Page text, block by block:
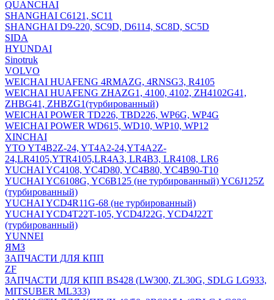
QUANCHAI
SHANGHAI C6121, SC11
SHANGHAI D9-220, SC9D, D6114, SC8D, SC5D
SIDA
HYUNDAI
Sinotruk
VOLVO
WEICHAI HUAFENG 4RMAZG, 4RNSG3, R4105
WEICHAI HUAFENG ZHAZG1, 4100, 4102, ZH4102G41,
ZHBG41, ZHBZG1(турбированный)
WEICHAI POWER TD226, TBD226, WP6G, WP4G
WEICHAI POWER WD615, WD10, WP10, WP12
XINCHAI
YTO YT4B2Z-24, YT4A2-24,YT4A2Z-
24,LR4105,YTR4105,LR4A3, LR4B3, LR4108, LR6
YUCHAI YC4108, YC4D80, YC4B80, YC4B90-T10
YUCHAI YC6108G, YC6B125 (не турбированный) YC6J125Z
(турбированный)
YUCHAI YCD4R11G-68 (не турбированный)
YUCHAI YCD4T22T-105, YCD4J22G, YCD4J22T
(турбированный)
YUNNEI
ЯМЗ
ЗАПЧАСТИ ДЛЯ КПП
ZF
ЗАПЧАСТИ ДЛЯ КПП BS428 (LW300, ZL30G, SDLG LG933,
MITSUBER ML333)